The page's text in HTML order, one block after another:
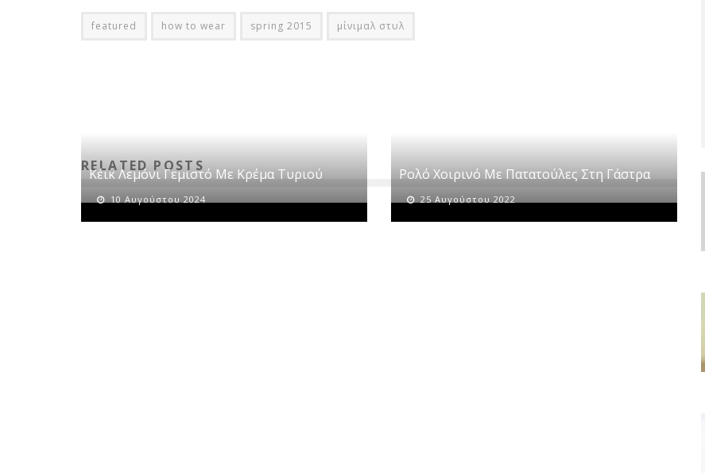
featured how to wear spring 2015 μίνιμαλ στυλ
RELATED POSTS
Κέικ Λεμόνι Γεμιστό Με Κρέμα Τυριού
10 Αυγούστου 2024
Ρολό Χοιρινό Με Πατατούλες Στη Γάστρα
25 Αυγούστου 2022